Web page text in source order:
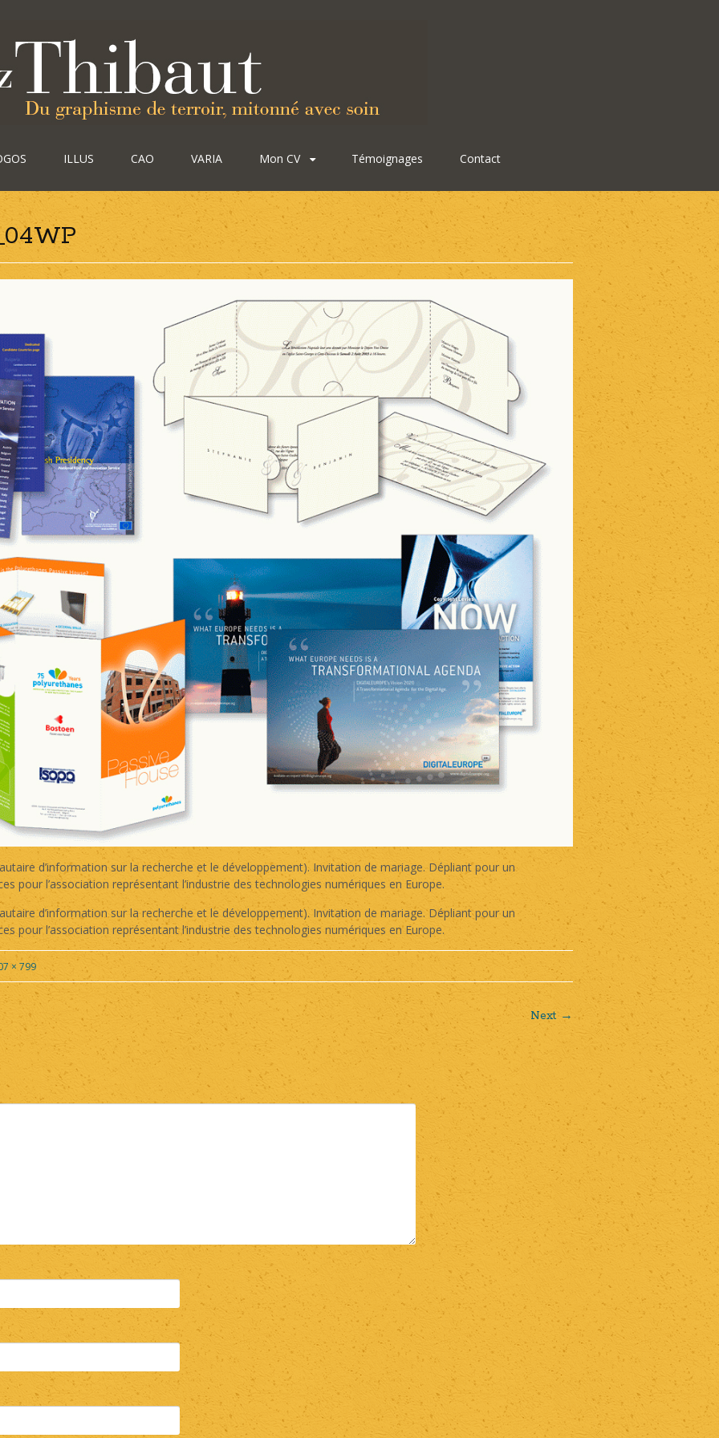
ILLUS CAO VARIA Mon CV Témoignages Contact
d’information sur la recherche et le développement). Invitation de mariage. Dépliant pour un
pour l’association représentant l’industrie des technologies numériques en Europe.
d’information sur la recherche et le développement). Invitation de mariage. Dépliant pour un
pour l’association représentant l’industrie des technologies numériques en Europe.
× 799
Next →